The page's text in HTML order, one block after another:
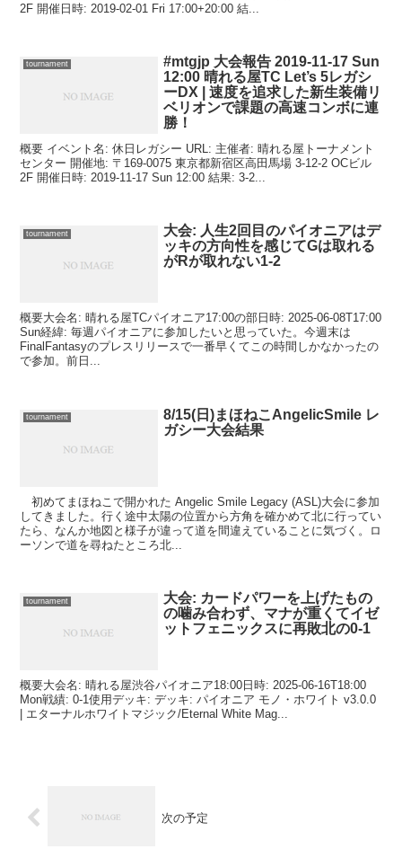
2F 開催日時: 2019-02-01 Fri 17:00+20:00 結...
tournament
#mtgjp 大会報告 2019-11-17 Sun
12:00 晴れる屋TC Let’s 5レガシ
ーDX | 速度を追求した新生装備リ
ベリオンで課題の高速コンボに連
勝！
概要 イベント名: 休日レガシー URL: 主催者: 晴れる屋トーナメント
センター 開催地: 〒169-0075 東京都新宿区高田馬場 3-12-2 OCビル
2F 開催日時: 2019-11-17 Sun 12:00 結果: 3-2...
tournament
大会: 人生2回目のパイオニアはデ
ッキの方向性を感じてGは取れる
がRが取れない1-2
概要大会名: 晴れる屋TCパイオニア17:00の部日時: 2025-06-08T17:00
Sun経緯: 毎週パイオニアに参加したいと思っていた。今週末は
FinalFantasyのプレスリリースで一番早くてこの時間しかなかったの
で参加。前日...
tournament
8/15(日)まほねこAngelicSmile レ
ガシー大会結果
初めてまほねこで開かれた Angelic Smile Legacy (ASL)大会に参加
してきました。行く途中太陽の位置から方角を確かめて北に行ってい
たら、なんか地図と様子が違って道を間違えていることに気づく。ロ
ーソンで道を尋ねたところ北...
tournament
大会: カードパワーを上げたもの
の噛み合わず、マナが重くてイゼ
ットフェニックスに再敗北の0-1
概要大会名: 晴れる屋渋谷パイオニア18:00日時: 2025-06-16T18:00
Mon戦績: 0-1使用デッキ: デッキ: パイオニア モノ・ホワイト v3.0.0
| エターナルホワイトマジック/Eternal White Mag...
次の予定